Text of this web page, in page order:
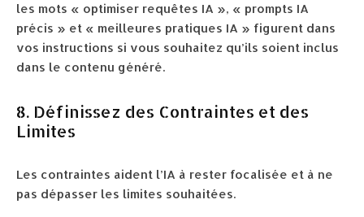
les mots « optimiser requêtes IA », « prompts IA
précis » et « meilleures pratiques IA » figurent dans
vos instructions si vous souhaitez qu’ils soient inclus
dans le contenu généré.
8. Définissez des Contraintes et des
Limites
Les contraintes aident l’IA à rester focalisée et à ne
pas dépasser les limites souhaitées.